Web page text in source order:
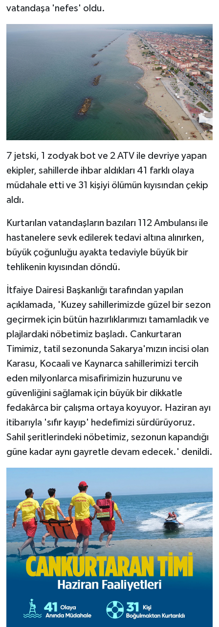
vatandaşa 'nefes' oldu.
7 jetski, 1 zodyak bot ve 2 ATV ile devriye yapan
ekipler, sahillerde ihbar aldıkları 41 farklı olaya
müdahale etti ve 31 kişiyi ölümün kıyısından çekip
aldı.
Kurtarılan vatandaşların bazıları 112 Ambulansı ile
hastanelere sevk edilerek tedavi altına alınırken,
büyük çoğunluğu ayakta tedaviyle büyük bir
tehlikenin kıyısından döndü.
İtfaiye Dairesi Başkanlığı tarafından yapılan
açıklamada, 'Kuzey sahillerimizde güzel bir sezon
geçirmek için bütün hazırlıklarımızı tamamladık ve
plajlardaki nöbetimiz başladı. Cankurtaran
Timimiz, tatil sezonunda Sakarya'mızın incisi olan
Karasu, Kocaali ve Kaynarca sahillerimizi tercih
eden milyonlarca misafirimizin huzurunu ve
güvenliğini sağlamak için büyük bir dikkatle
fedakârca bir çalışma ortaya koyuyor. Haziran ayı
itibarıyla 'sıfır kayıp' hedefimizi sürdürüyoruz.
Sahil şeritlerindeki nöbetimiz, sezonun kapandığı
güne kadar aynı gayretle devam edecek.' denildi.